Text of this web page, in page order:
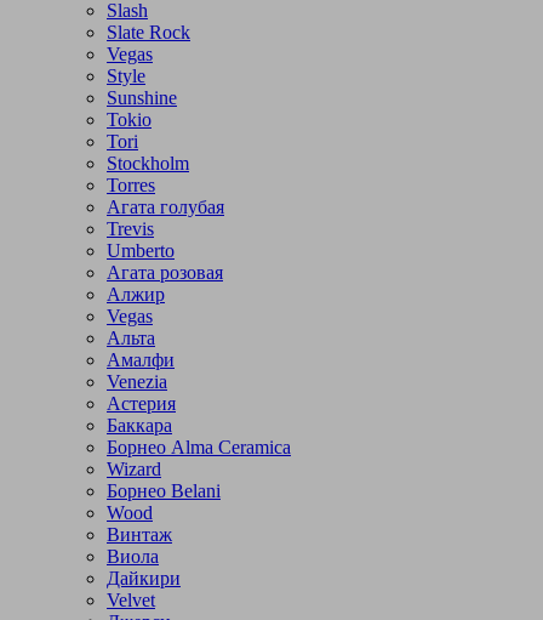
Slash
Slate Rock
Vegas
Style
Sunshine
Tokio
Tori
Stockholm
Torres
Агата голубая
Trevis
Umberto
Агата розовая
Алжир
Vegas
Альта
Амалфи
Venezia
Астерия
Баккара
Борнео Alma Ceramica
Wizard
Борнео Belani
Wood
Винтаж
Виола
Дайкири
Velvet